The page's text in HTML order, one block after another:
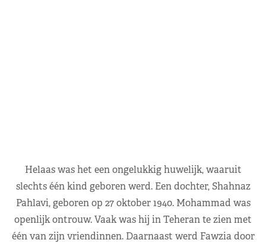
Helaas was het een ongelukkig huwelijk, waaruit
slechts één kind geboren werd. Een dochter, Shahnaz
Pahlavi, geboren op 27 oktober 1940. Mohammad was
openlijk ontrouw. Vaak was hij in Teheran te zien met
één van zijn vriendinnen. Daarnaast werd Fawzia door